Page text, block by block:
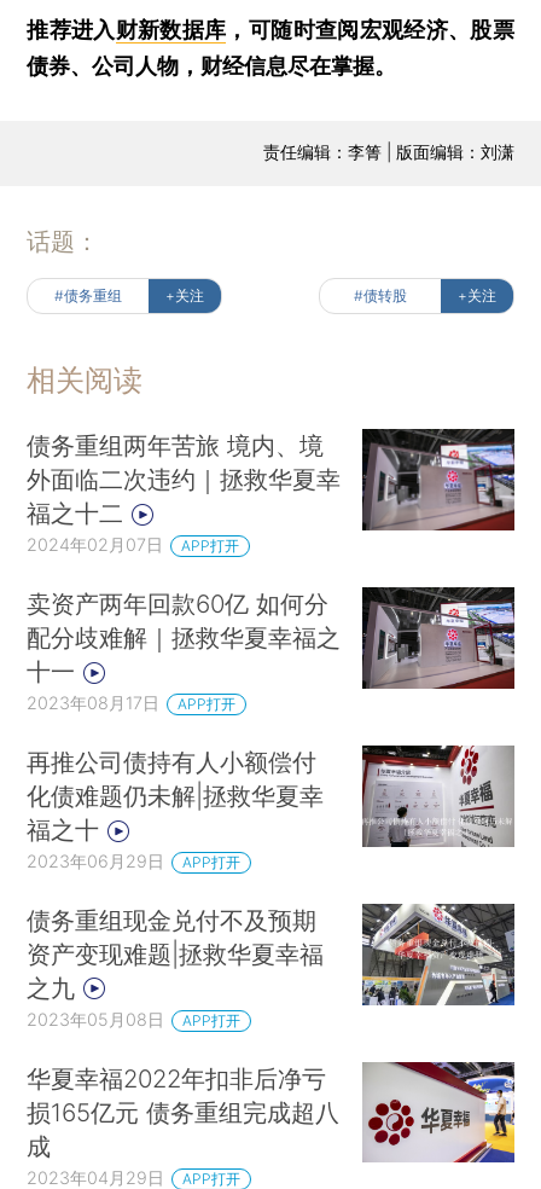
推荐进入财新数据库 ，可随时查阅宏观经济、股票
债券、公司人物，财经信息尽在掌握。
责任编辑：李箐 | 版面编辑：刘潇
话题：
#债务重组 +关注 #债转股 +关注
相关阅读
债务重组两年苦旅 境内、境
外面临二次违约｜拯救华夏幸
福之十二
2024年02月07日 APP打开
卖资产两年回款60亿 如何分
配分歧难解｜拯救华夏幸福之
十一
2023年08月17日 APP打开
再推公司债持有人小额偿付
化债难题仍未解|拯救华夏幸
福之十
2023年06月29日 APP打开
债务重组现金兑付不及预期
资产变现难题|拯救华夏幸福
之九
2023年05月08日 APP打开
华夏幸福2022年扣非后净亏
损165亿元 债务重组完成超八
成
2023年04月29日 APP打开